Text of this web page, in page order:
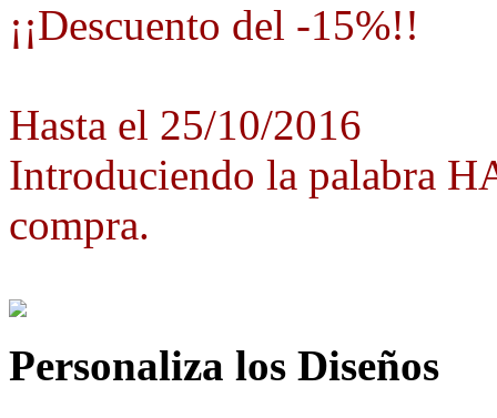
¡¡Descuento del -15%!!
Hasta el 25/10/2016
Introduciendo la palabra
compra.
Personaliza los Diseños